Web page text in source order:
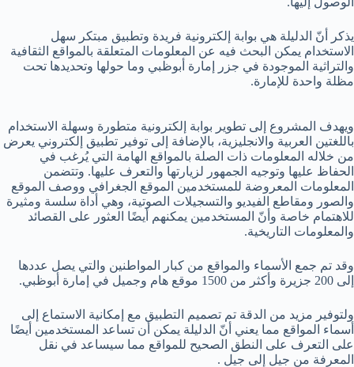
يذكر أنّ الدليلة هي بوابة إلكترونية فريدة وتطبيق مبتكر سهل
الاستخدام يمكن البحث فيه عن المعلومات المتعلقة بالمواقع الثقافية
والتراثية الموجودة في جزر إمارة أبوظبي وما حولها وتحديدها تحت
مظلة واحدة للإمارة.
ويهدف المشروع إلى تطوير بوابة إلكترونية متطورة وسهلة الاستخدام
باللغتين العربية والانجليزية، بالإضافة إلى توفير تطبيق إلكتروني يعرض
من خلاله المعلومات ذات الصلة بالمواقع الهامة التي يُرغب في
الحفاظ عليها وتوجيه الجمهور لزيارتها والتعرف عليها. وتتضمن
المعلومات المعروضة للمستخدمين الموقع الجغرافي ووصف الموقع
والصور ومقاطع الفيديو والتسجيلات الصوتية، وهي أداة سلسة ومثيرة
للاهتمام خاصة وأنّ المستخدمين يمكنهم أيضًا العثور على القصائد
والمعلومات التاريخية.
وقد تم جمع الأسماء والمواقع من كبار المواطنين والتي يصل عددها
إلى 200 جزيرة وأكثر من 1500 موقع هام وجميل في إمارة أبوظبي.
ولتوفير مزيد من الدقة تم تصميم التطبيق مع إمكانية الاستماع إلى
أسماء المواقع مما يعني أنّ الدليلة يمكن أن تساعد المستخدمين أيضًا
على التعرف على النطق الصحيح للمواقع مما سيساعد في نقل
المعرفة من جيل إلى جيل .